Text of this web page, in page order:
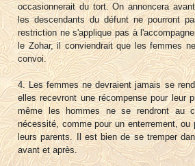
occasionnerait du tort. On annoncera
les descendants du défunt ne pourront
restriction ne s'applique pas à
le Zohar, il conviendrait que les femmes
convoi.
4. Les femmes ne devraient jamais se
elles recevront une récompense pour leur
même les hommes ne se rendront au
nécessité, comme pour un enterrement,
leurs parents. Il est bien de se tremper
avant et après.